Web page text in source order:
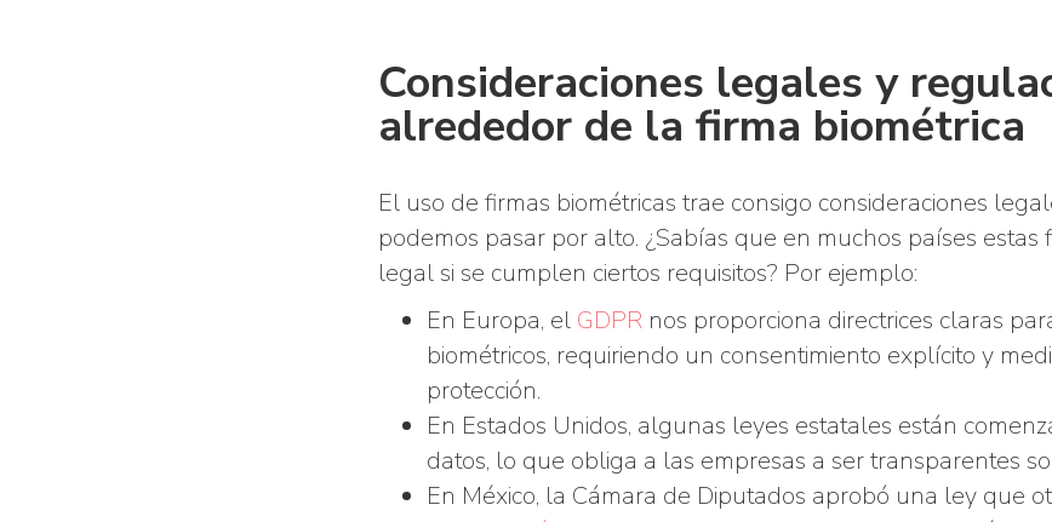
Consideraciones legales y
alrededor de la firma biométrica
El uso de firmas biométricas trae consigo consideraciones
podemos pasar por alto. ¿Sabías que en muchos países estas
legal si se cumplen ciertos requisitos? Por ejemplo:
En Europa, el GDPRnos proporciona directrices claras
biométricos, requiriendo un consentimiento explícito y
protección.
En Estados Unidos, algunas leyes estatales están
datos, lo que obliga a las empresas a ser transparentes
En México, la Cámara de Diputados aprobó una ley que